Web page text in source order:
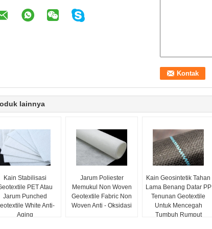
lainnya
Kain Stabilisasi
PET Atau
Jarum Punched
White Anti-
Aging
Jarum Poliester
Memukul Non Woven
Geotextile Fabric Non
Woven Anti - Oksidasi
Kain Geosintetik Tahan
Lama Benang Datar PP
Tenunan Geotextile
Untuk Mencegah
Tumbuh Rumput